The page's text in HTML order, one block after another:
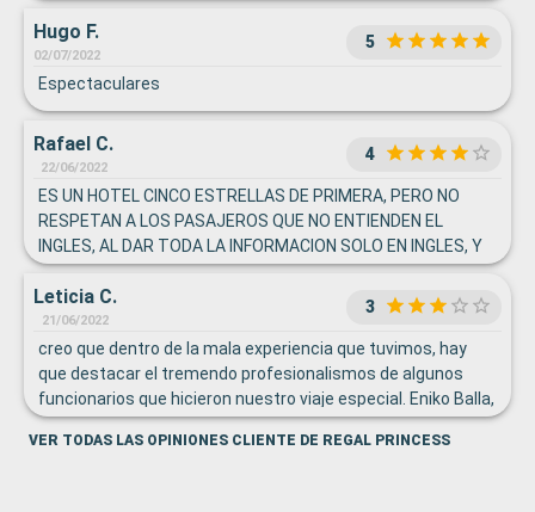
Hugo F.
02/07/2022
5
Espectaculares
Rafael C.
22/06/2022
4
ES UN HOTEL CINCO ESTRELLAS DE PRIMERA, PERO NO
RESPETAN A LOS PASAJEROS QUE NO ENTIENDEN EL
INGLES, AL DAR TODA LA INFORMACION SOLO EN INGLES, Y
NO COMUNICAR NOTICIAS O AVISOS IMPORTANTES EN
ESPAÑOL U OTROS IDIOMAS (NI POR PARLANTES NII POR
DOCUMENTOS ESCRITOS)
Leticia C.
21/06/2022
3
creo que dentro de la mala experiencia que tuvimos, hay
que destacar el tremendo profesionalismos de algunos
funcionarios que hicieron nuestro viaje especial. Eniko Balla,
ella es la jefe de servicio, una persona hermosa, se
preocupó en todo momento de nosotros, saludando por
VER TODAS LAS OPINIONES CLIENTE DE REGAL PRINCESS